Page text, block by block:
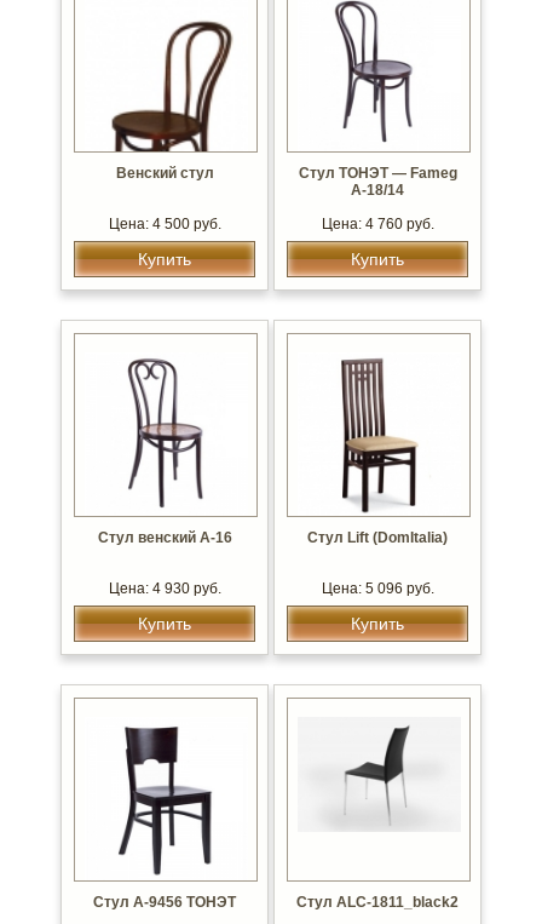
Венский стул
Цена: 4 500 руб.
Купить
Стул ТОНЭТ — Fameg
А-18/14
Цена: 4 760 руб.
Купить
Стул венский А-16
Цена: 4 930 руб.
Купить
Стул Lift (DomItalia)
Цена: 5 096 руб.
Купить
Стул А-9456 ТОНЭТ Стул ALC-1811_black2